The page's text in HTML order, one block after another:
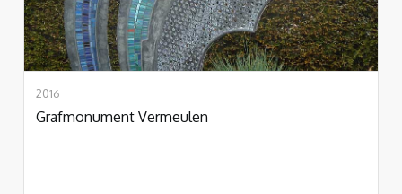
2016
Grafmonument Vermeulen